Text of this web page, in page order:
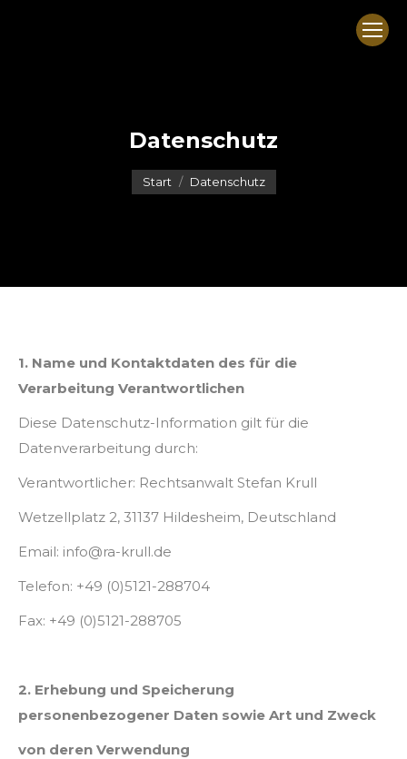
Datenschutz
Sie befinden sich hier:
Start Datenschutz
1. Name und Kontaktdaten des für die
Verarbeitung Verantwortlichen
Diese Datenschutz-Information gilt für die
Datenverarbeitung durch:
Verantwortlicher: Rechtsanwalt Stefan Krull
Wetzellplatz 2, 31137 Hildesheim, Deutschland
Email: info@ra-krull.de
Telefon: +49 (0)5121-288704
Fax: +49 (0)5121-288705
2. Erhebung und Speicherung
personenbezogener Daten sowie Art und Zweck
von deren Verwendung